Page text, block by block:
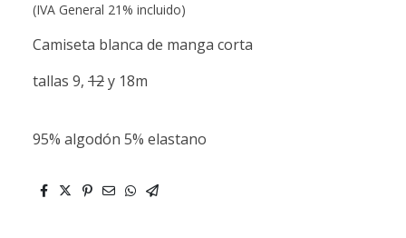
(IVA General 21% incluido)
Camiseta blanca de manga corta
tallas 9, 12y 18m
95% algodón 5% elastano